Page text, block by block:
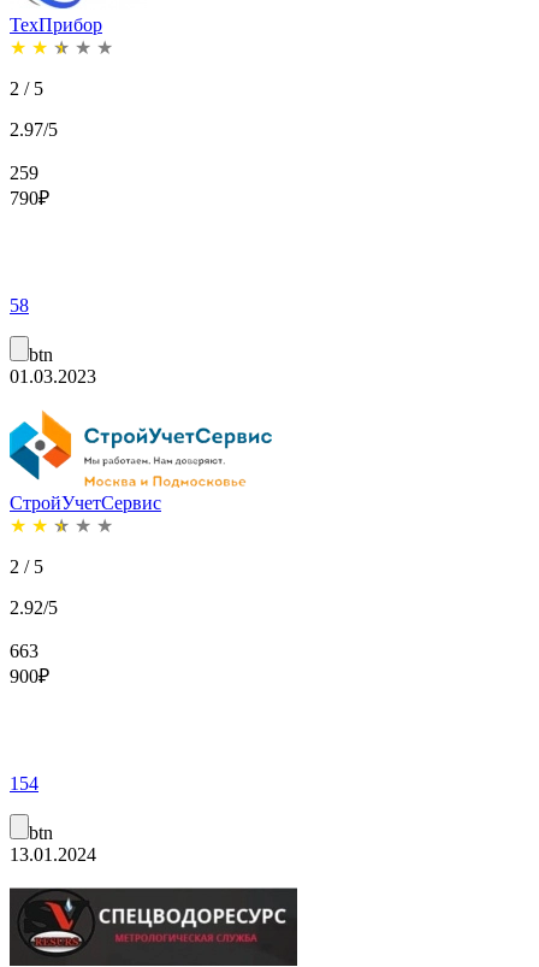
ТехПрибор
★ ★ ★ ★ ★
2 / 5
2.97/5
259
790₽
58
btn
01.03.2023
СтройУчетСервис
★ ★ ★ ★ ★
2 / 5
2.92/5
663
900₽
154
btn
13.01.2024